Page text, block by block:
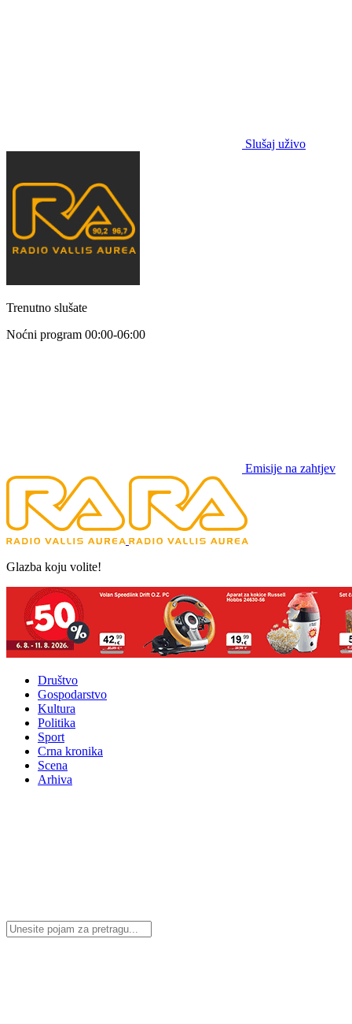
Slušaj uživo
Trenutno slušate
Noćni program 00:00-06:00
Emisije na zahtjev
Glazba koju volite!
Društvo
Gospodarstvo
Kultura
Politika
Sport
Crna kronika
Scena
Arhiva